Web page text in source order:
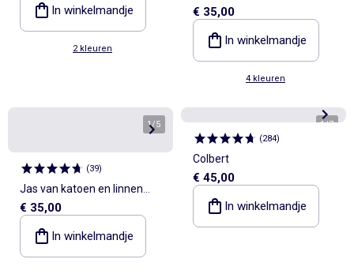
In winkelmandje
2 kleuren
lange mouw en opstaande
kraag
€ 35,00
In winkelmandje
4 kleuren
1/5
(39)
Jas van katoen en linnen
met opgestikte zakken
€ 35,00
In winkelmandje
1/7
(284)
Colbert
€ 45,00
In winkelmandje